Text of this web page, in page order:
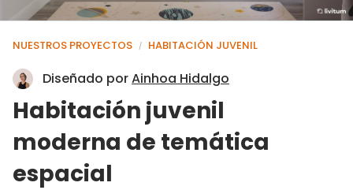
NUESTROS PROYECTOS / HABITACIÓN JUVENIL
Diseñado porAinhoa Hidalgo
Habitación juvenil
moderna de temática
espacial